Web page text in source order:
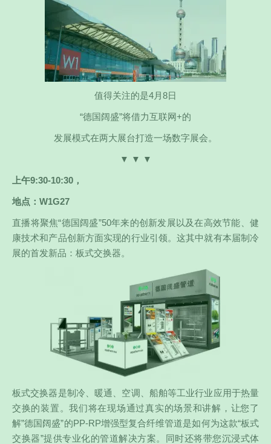
值得关注的是4月8日
“德国阔盛”将借力互联网+的
发展模式在两大展台打造一场数字展会。
▼ ▼ ▼
上午9:30-10:30，
地点：W1G27
直播将聚焦“德国阔盛”50年来的创新发展以及在高效节能、健
康技术和产品创新方面实现的行业引领。这其中就有本届制冷
展的首发新品：板式交换器。
板式交换器是制冷、暖通、空调、船舶等工业行业应用于热量
交换的装置。我们将在现场通过真实的场景和讲解，让您了
解”德国阔盛”的PP-RP增强型复合纤维管道是如何为这款“板式
交换器”提供专业化的管道解决方案。同时还将带您沉浸式体